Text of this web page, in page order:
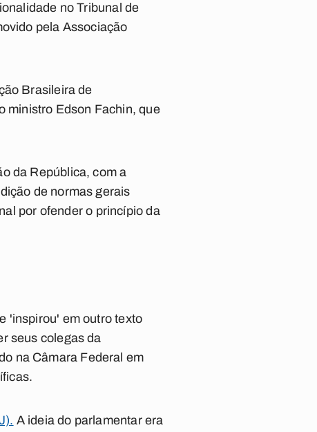
no Tribunal de
pela Associação
Brasileira de
ministro Edson Fachin, que
da República, com a
de normas gerais
por ofender o princípio da
'inspirou' em outro texto
seus colegas da
na Câmara Federal em
A ideia do parlamentar era